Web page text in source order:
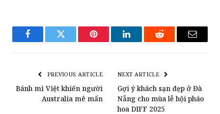
FacebookTwitter Pinterest LinkedInReddit Email
PREVIOUS ARTICLE
Bánh mì Việt khiến người
Australia mê mẩn
NEXT ARTICLE
Gợi ý khách sạn đẹp ở Đà
Nẵng cho mùa lễ hội pháo
hoa DIFF 2025